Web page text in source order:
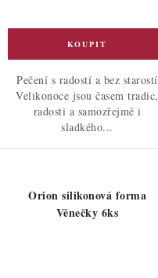
Pečení s radostí a bez starostí
Velikonoce jsou časem tradic,
radosti a samozřejmě i
sladkého...
Orion silikonová forma
Věnečky 6ks